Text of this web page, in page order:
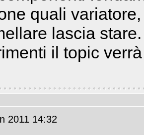
quali
lascia
il topic
2011 14:32